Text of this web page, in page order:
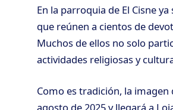
En la parroquia de El Cisne
que reúnen a cientos de
Muchos de ellos no solo
actividades religiosas y
Como es tradición, la imagen